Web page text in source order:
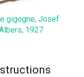
gigogne, Josef
1927